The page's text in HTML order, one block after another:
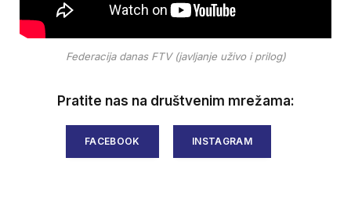
Federacija danas FTV (javljanje uživo i prilog)
Pratite nas na društvenim mrežama:
FACEBOOK INSTAGRAM